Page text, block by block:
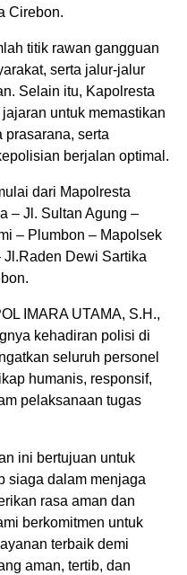
Cirebon.
titik rawan gangguan
serta jalur-jalur
Selain itu, Kapolresta
untuk memastikan
prasarana, serta
berjalan optimal.
dari Mapolresta
– Jl. Sultan Agung –
– Plumbon – Mapolsek
Jl.Raden Dewi Sartika
IMARA UTAMA, S.H.,
kehadiran polisi di
seluruh personel
humanis, responsif,
pelaksanaan tugas
ini bertujuan untuk
siaga dalam menjaga
rasa aman dan
berkomitmen untuk
terbaik demi
aman, tertib, dan